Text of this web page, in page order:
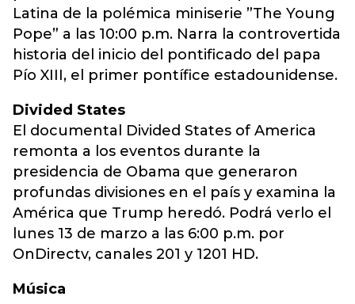
Latina de la polémica miniserie ”The Young
Pope” a las 10:00 p.m. Narra la controvertida
historia del inicio del pontificado del papa
Pío XIII, el primer pontífice estadounidense.
Divided States
El documental Divided States of America
remonta a los eventos durante la
presidencia de Obama que generaron
profundas divisiones en el país y examina la
América que Trump heredó. Podrá verlo el
lunes 13 de marzo a las 6:00 p.m. por
OnDirectv, canales 201 y 1201 HD.
Música